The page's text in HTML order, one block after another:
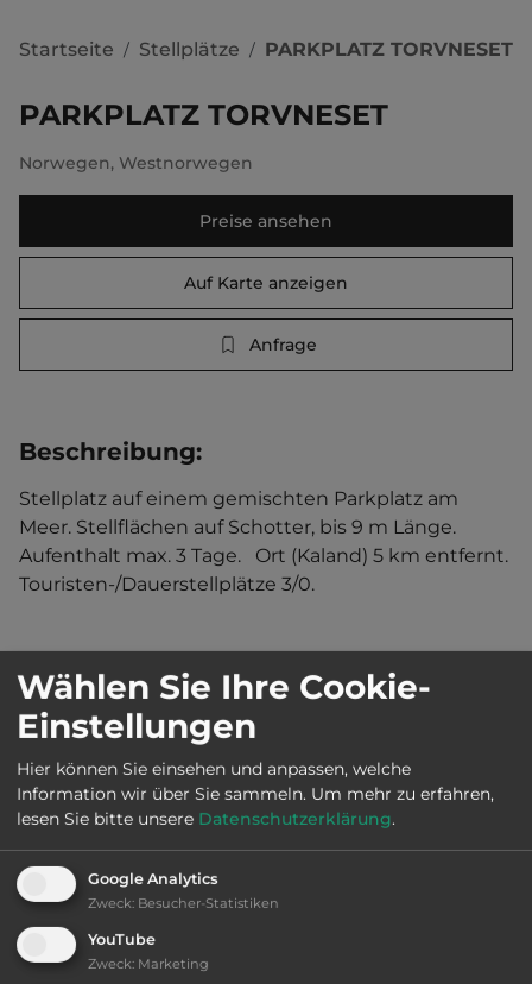
Startseite / Stellplätze / PARKPLATZ TORVNESET
PARKPLATZ TORVNESET
Norwegen, Westnorwegen
Preise ansehen
Auf Karte anzeigen
Anfrage
Beschreibung:
Stellplatz auf einem gemischten Parkplatz am
Meer. Stellflächen auf Schotter, bis 9 m Länge.
Aufenthalt max. 3 Tage.   Ort (Kaland) 5 km entfernt.
Touristen-/Dauerstellplätze 3/0.
Land: Norwegen
Stadt: 5943 Austrheim
Straße: Nebenstraße Rv565
E-Mail:
Wählen Sie Ihre Cookie-
Einstellungen
Hier können Sie einsehen und anpassen, welche
Information wir über Sie sammeln. Um mehr zu erfahren,
lesen Sie bitte unsere Datenschutzerklärung.
Google Analytics
Zweck: Besucher-Statistiken
YouTube
Zweck: Marketing